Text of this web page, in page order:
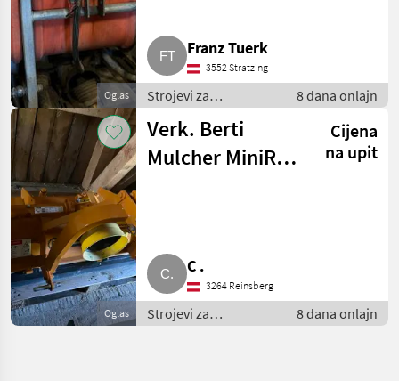
Oglas
Franz Tuerk
3552 Stratzing
Strojevi za
vinogradarstvo /
Ostali strojevi za
vinogradarstvo
8 dana onlajn
Oglas
Verk. Berti
Mulcher MiniRev
Cijena
na upit
C .
3264 Reinsberg
Strojevi za
vinogradarstvo /
8 dana onlajn